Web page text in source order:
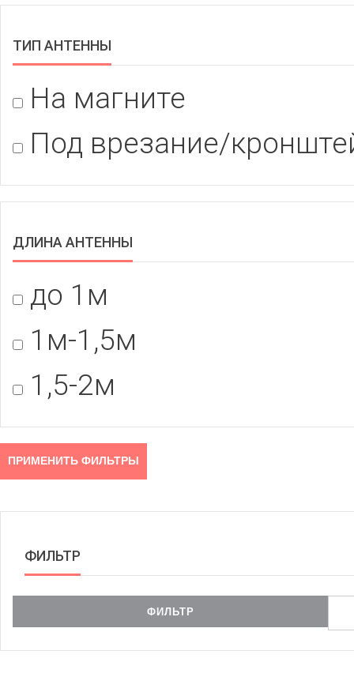
ТИП АНТЕННЫ
На магните
Под врезание/
ДЛИНА АНТЕННЫ
до 1м
1м-1,5м
1,5-2м
ФИЛЬТР